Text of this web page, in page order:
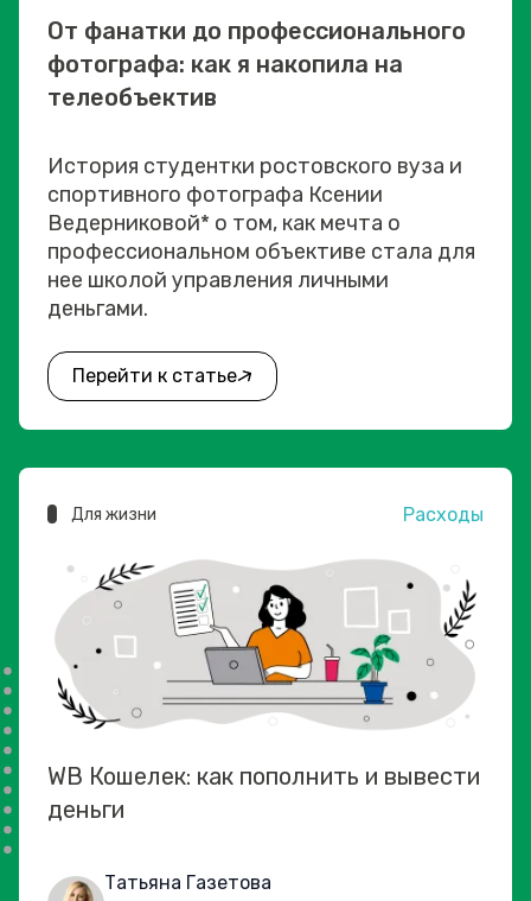
От фанатки до профессионального
фотографа: как я накопила на
телеобъектив
История студентки ростовского вуза и
спортивного фотографа Ксении
Ведерниковой* о том, как мечта о
профессиональном объективе стала для
нее школой управления личными
деньгами.
Перейти к статье
Для жизни Расходы
WB Кошелек: как пополнить и вывести
деньги
Татьяна Газетова